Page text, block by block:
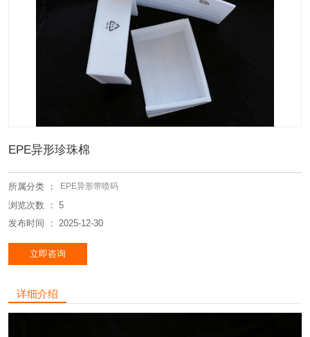
EPE异形珍珠棉
所属分类 ： EPE异形带喷码
浏览次数 ： 5
发布时间 ： 2025-12-30
立即咨询
详细介绍